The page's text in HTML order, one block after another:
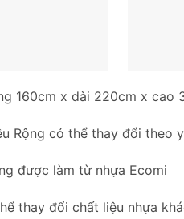
160cm x dài 220cm x cao
Rộng có thể thay đổi theo
được làm từ nhựa Ecomi
thay đổi chất liệu nhựa